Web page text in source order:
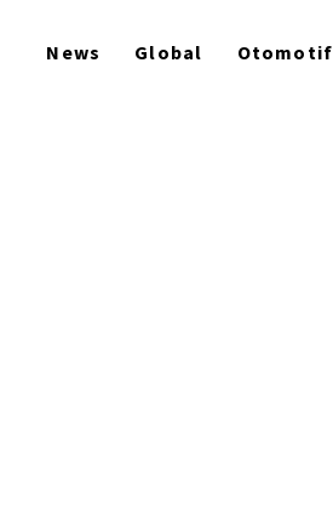
News Global Otomotif